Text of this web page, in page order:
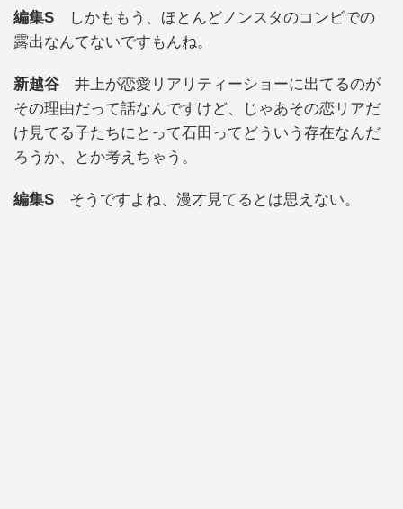
編集S
しかももう、ほとんどノンスタのコンビでの
露出なんてないですもんね。
新越谷 井上が恋愛リアリティーショーに出てるのが
その理由だって話なんですけど、じゃあその恋リアだ
け見てる子たちにとって石田ってどういう存在なんだ
ろうか、とか考えちゃう。
編集S そうですよね、漫才見てるとは思えない。